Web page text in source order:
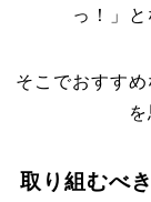
っ！」
そこでおすす
取り組むべ